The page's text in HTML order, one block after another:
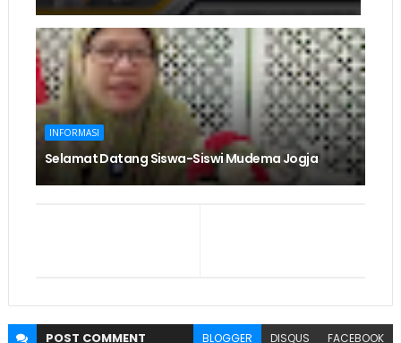
INFORMASI
Selamat Datang Siswa-Siswi Mudema Jogja
POST COMMENT BLOGGER DISQUS FACEBOOK